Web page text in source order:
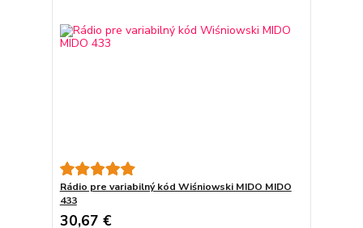
Rádio pre variabilný kód Wiśniowski MIDO MIDO
433
30,67 €